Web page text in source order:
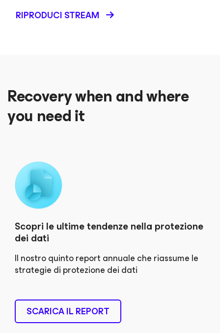
RIPRODUCI STREAM
Recovery when and where
you need it
Scopri le ultime tendenze nella protezione
dei dati
Il nostro quinto report annuale che riassume le
strategie di protezione dei dati
SCARICA IL REPORT